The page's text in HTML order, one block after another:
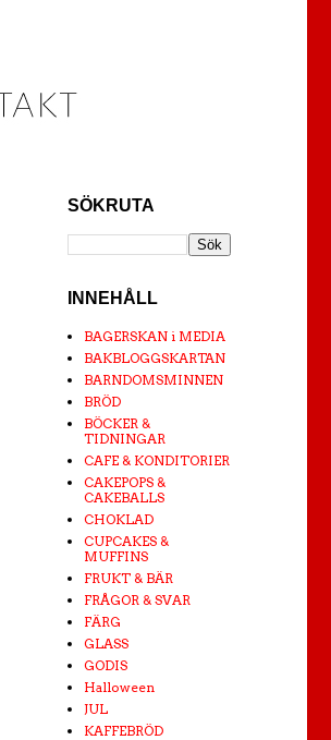
SÖKRUTA
INNEHÅLL
BAGERSKAN i MEDIA
BAKBLOGGSKARTAN
BARNDOMSMINNEN
BRÖD
BÖCKER &
TIDNINGAR
CAFE & KONDITORIER
CAKEPOPS &
CAKEBALLS
CHOKLAD
CUPCAKES &
MUFFINS
FRUKT & BÄR
FRÅGOR & SVAR
FÄRG
GLASS
GODIS
Halloween
JUL
KAFFEBRÖD